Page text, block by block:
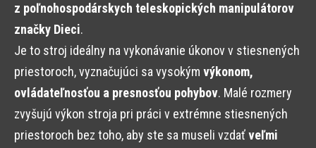
z poľnohospodárskych teleskopických manipulátorov
značky Dieci.
Je to stroj ideálny na vykonávanie úkonov v stiesnených
priestoroch, vyznačujúci sa vysokým výkonom,
ovládateľnosťou a presnosťou pohybov. Malé rozmery
zvyšujú výkon stroja pri práci v extrémne stiesnených
priestoroch bez toho, aby ste sa museli vzdaťveľmi